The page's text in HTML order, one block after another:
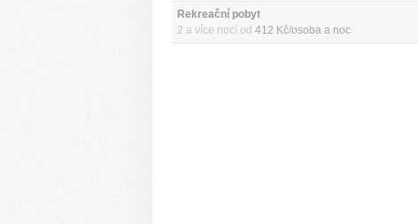
Rekreační pobyt
2 a více nocí od 412 Kč/osoba a noc